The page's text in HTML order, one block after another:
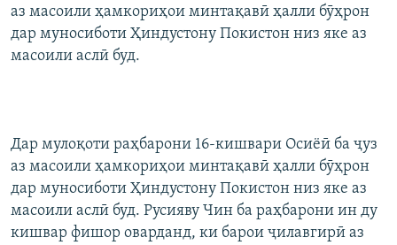
ВАРЗИШ
ОЗОДӢ ОНЛАЙН
ВИДЕО
НИГОРИСТОН
РӮЙХАТҲО
КИТОБҲОИ ОЗОДӢ
ПАЙГИРӢ КУНЕД
аз масоили ҳамкориҳои минтақавӣ ҳалли бӯҳрон
дар муносиботи Ҳиндустону Покистон низ яке аз
масоили аслӣ буд.
Дар мулоқоти раҳбарони 16-кишвари Осиёӣ ба ҷуз
аз масоили ҳамкориҳои минтақавӣ ҳалли бӯҳрон
дар муносиботи Ҳиндустону Покистон низ яке аз
масоили аслӣ буд. Русияву Чин ба раҳбарони ин ду
кишвар фишор оварданд, ки барои ҷилавгирӣ аз